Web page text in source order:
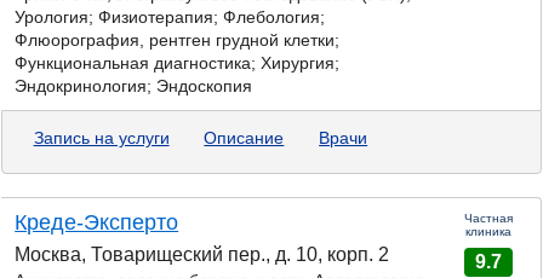
Урология; Физиотерапия; Флебология;
Флюорография, рентген грудной клетки;
Функциональная диагностика; Хирургия;
Эндокринология; Эндоскопия
Запись на услуги Описание Врачи
Креде-Эксперто
Москва, Товарищеский пер., д. 10, корп. 2
Частная
клиника
9.7